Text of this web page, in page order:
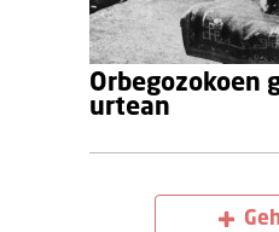
Orbegozokoen
urtean